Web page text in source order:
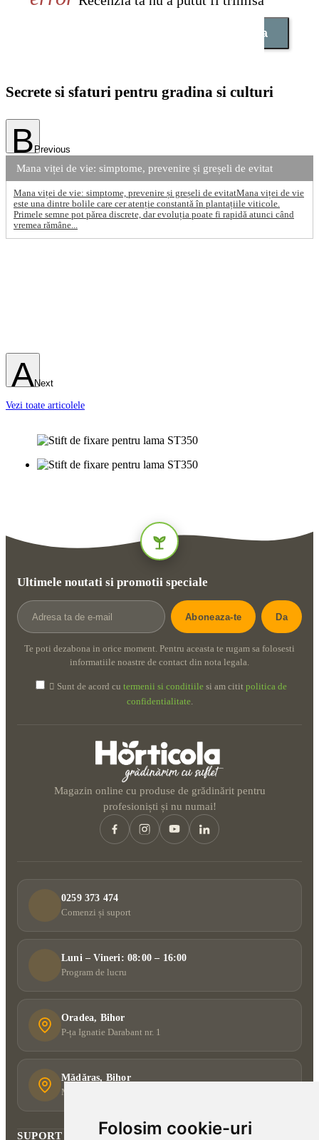
Folosim cookie-uri
Da
Secrete si sfaturi pentru gradina si culturi
Previous
Mana viței de vie: simptome, prevenire și greșeli de evitat
Mana viței de vie: simptome, prevenire și greșeli de evitatMana viței de vie
este una dintre bolile care cer atenție constantă în plantațiile viticole.
Primele semne pot părea discrete, dar evoluția poate fi rapidă atunci când
vremea rămâne...
Next
Vezi toate articolele
Ultimele noutati si promotii speciale
Te poti dezabona in orice moment. Pentru aceasta te rugam sa folosesti
informatiile noastre de contact din nota legala.
 Sunt de acord cu termenii si conditiilesi am citit politica de
confidentialitate.
Magazin online cu produse de grădinărit pentru
profesioniști și nu numai!
0259 373 474
Comenzi și suport
Luni – Vineri: 08:00 – 16:00
Program de lucru
Oradea, Bihor
P-ța Ignatie Darabant nr. 1
Mădăras, Bihor
Mădăras nr. 332 A
SUPORT CLIENȚI